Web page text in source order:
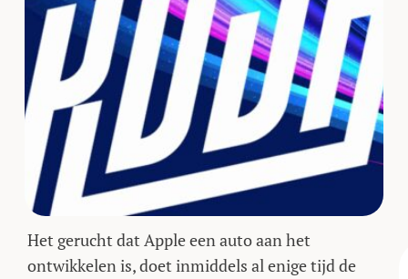
Het gerucht dat Apple een auto aan het
ontwikkelen is, doet inmiddels al enige tijd de